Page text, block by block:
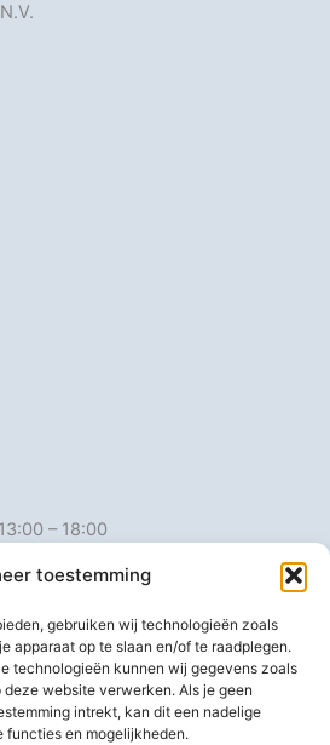
toestemming
gebruiken wij technologieën zoals
apparaat op te slaan en/of te raadplegen.
technologieën kunnen wij gegevens zoals
website verwerken. Als je geen
intrekt, kan dit een nadelige
functies en mogelijkheden.
– 18:00
13:00 – 18:00
13:00 – 18:00
– 18:00